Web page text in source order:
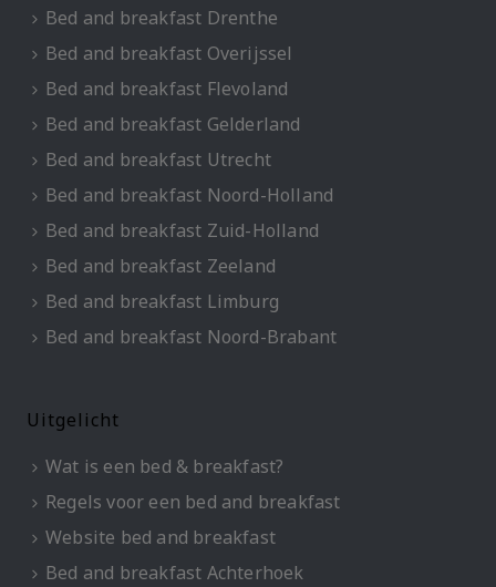
Bed and breakfast Drenthe
Bed and breakfast Overijssel
Bed and breakfast Flevoland
Bed and breakfast Gelderland
Bed and breakfast Utrecht
Bed and breakfast Noord-Holland
Bed and breakfast Zuid-Holland
Bed and breakfast Zeeland
Bed and breakfast Limburg
Bed and breakfast Noord-Brabant
Uitgelicht
Wat is een bed & breakfast?
Regels voor een bed and breakfast
Website bed and breakfast
Bed and breakfast Achterhoek